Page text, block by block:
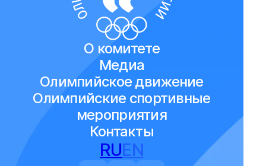
О комитете
Медиа
Олимпийское движение
Олимпийские спортивные
мероприятия
Контакты
RUEN